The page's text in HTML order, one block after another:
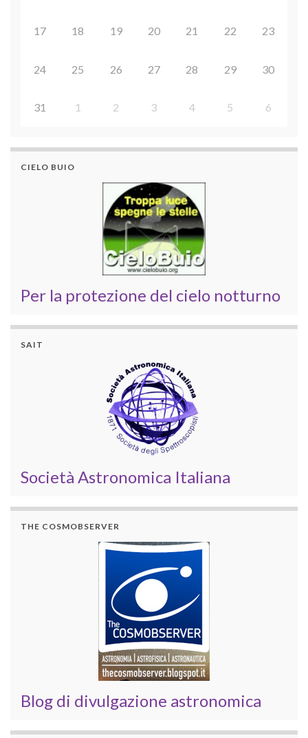
17 18 19 20 21 22 23
24 25 26 27 28 29 30
31 1 2 3 4 5 6
CIELO BUIO
Per la protezione del cielo notturno
SAIT
Società Astronomica Italiana
THE COSMOBSERVER
Blog di divulgazione astronomica